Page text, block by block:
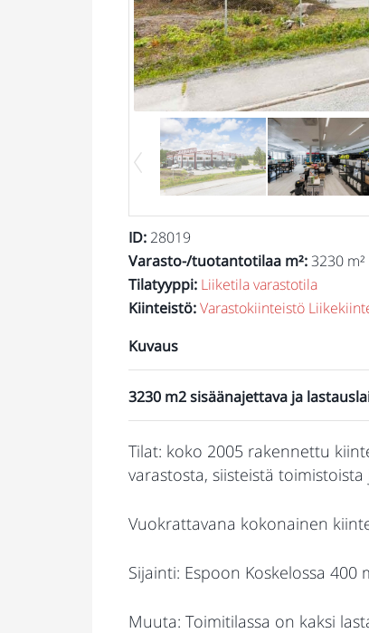
ID: 28019
Varasto-/tuotantotilaa m²:3230 m²
Tilatyyppi: Liiketilavarastotila
Kiinteistö:Varastokiinteistö
Kuvaus
3230 m2 sisäänajettava ja
Tilat: koko 2005 rakennettu
varastosta, siisteistä
Vuokrattavana kokonainen
Sijainti: Espoon Koskelossa 400
Muuta: Toimitilassa on kaksi